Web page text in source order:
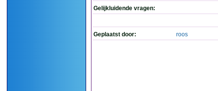
Gelijkluidende vragen:
Geplaatst door: roos